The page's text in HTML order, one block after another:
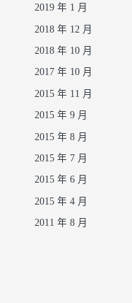
2019 年 1 月
2018 年 12 月
2018 年 10 月
2017 年 10 月
2015 年 11 月
2015 年 9 月
2015 年 8 月
2015 年 7 月
2015 年 6 月
2015 年 4 月
2011 年 8 月